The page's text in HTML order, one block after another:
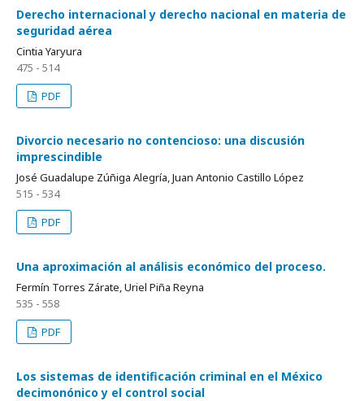
Derecho internacional y derecho nacional en materia de
seguridad aérea
Cintia Yaryura
475 - 514
PDF
Divorcio necesario no contencioso: una discusión
imprescindible
José Guadalupe Zúñiga Alegría, Juan Antonio Castillo López
515 - 534
PDF
Una aproximación al análisis económico del proceso.
Fermín Torres Zárate, Uriel Piña Reyna
535 - 558
PDF
Los sistemas de identificación criminal en el México
decimonónico y el control social